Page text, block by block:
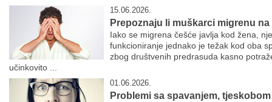
15.06.2026.
Prepoznaju li muškarci migrenu
Iako se migrena češće javlja kod žena,
funkcioniranje jednako je težak kod oba
zbog društvenih predrasuda kasno
učinkovito ...
01.06.2026.
Problemi sa spavanjem,